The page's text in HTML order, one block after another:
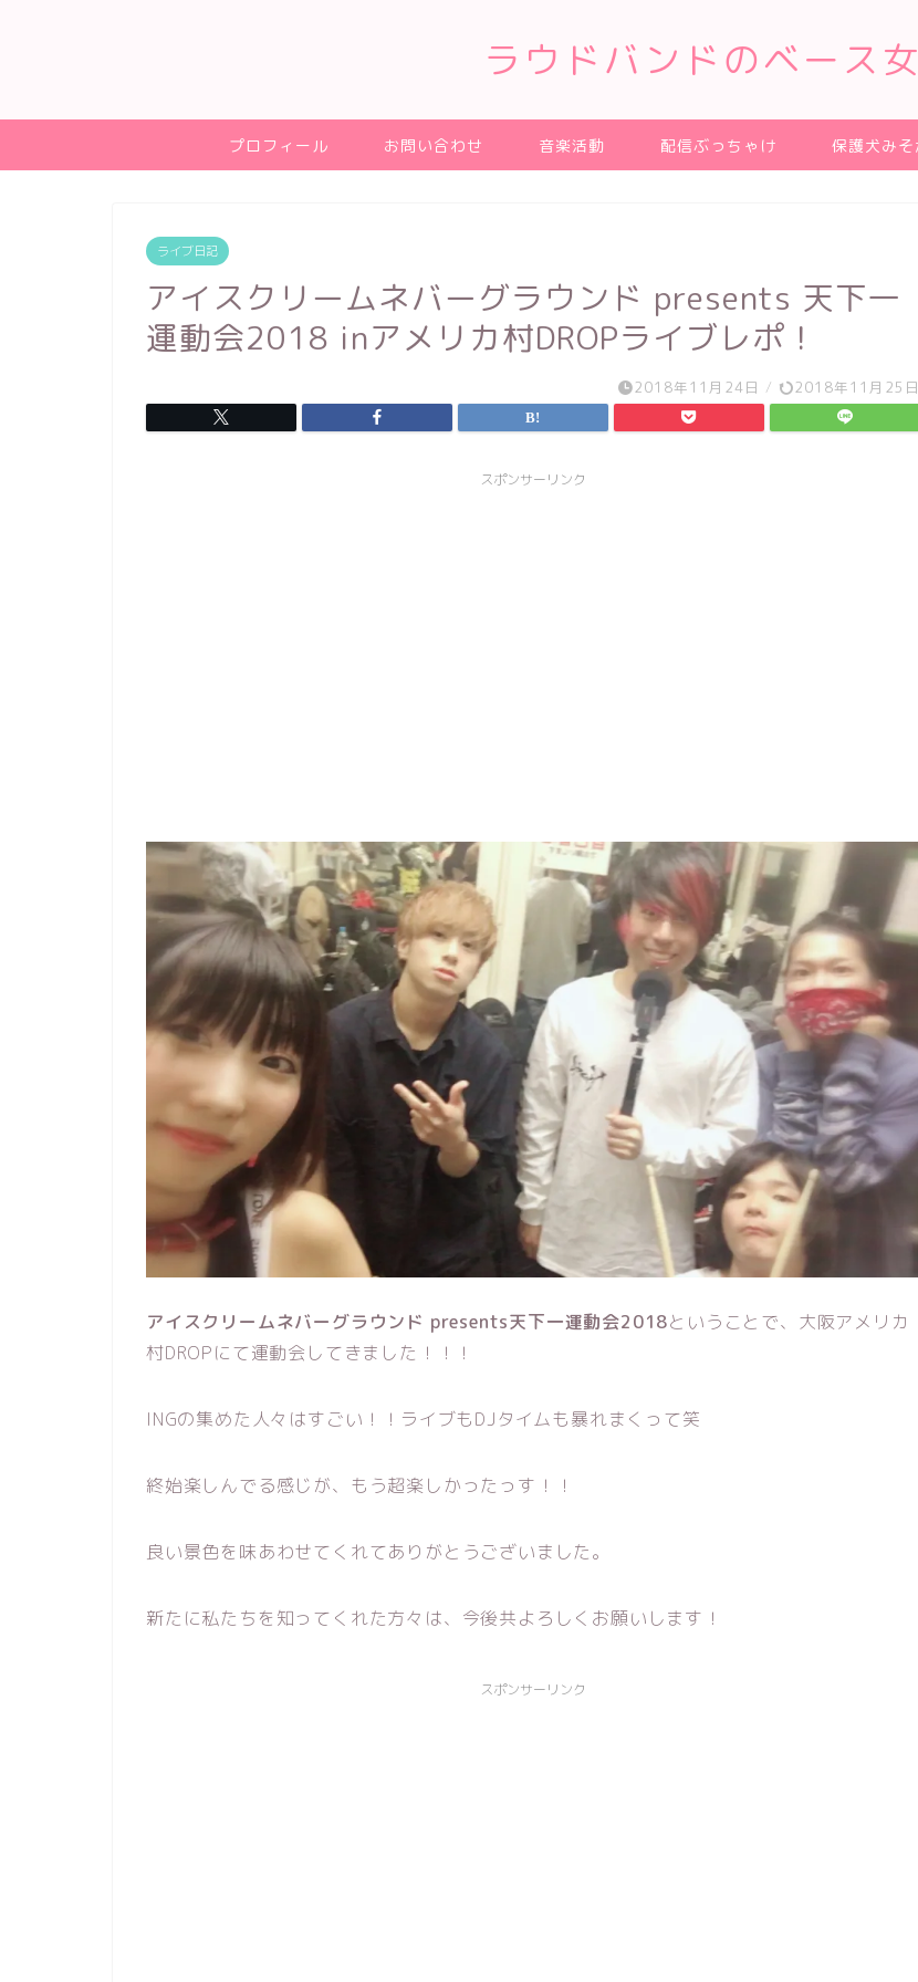
ラウドバンドのベース
プロフィール お問い合わせ 音楽活動 配信ぶっちゃけ 保護犬みそ
ライブ日記
アイスクリームネバーグラウンド presents 天下一
運動会2018 inアメリカ村DROPライブレポ！
2018年11月24日 / 2018年11月25日
スポンサーリンク
アイスクリームネバーグラウンド presents天下一運動会2018ということで、大阪アメリカ
村DROPにて運動会してきました！！！
INGの集めた人々はすごい！！ライブもDJタイムも暴れまくって笑
終始楽しんでる感じが、もう超楽しかったっす！！
良い景色を味あわせてくれてありがとうございました。
新たに私たちを知ってくれた方々は、今後共よろしくお願いします！
スポンサーリンク